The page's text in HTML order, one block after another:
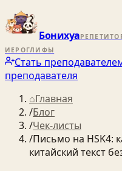
Бонихуа
ИЕРОГЛИФЫ
Стать
преподавателя
⌂Главная
/Блог
/Чек-листы
/Письмо на HSK4:
китайский текст